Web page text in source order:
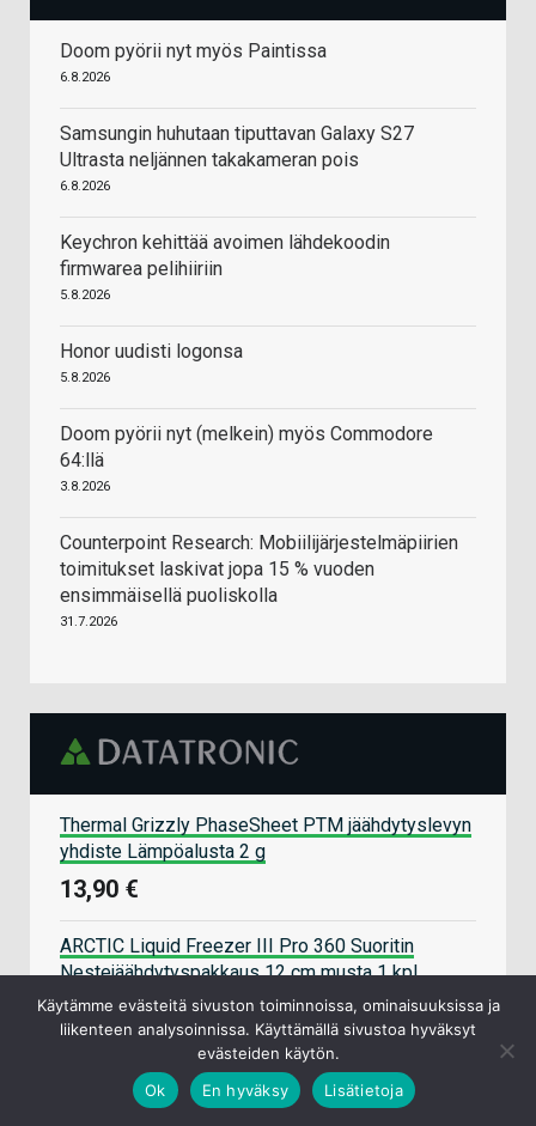
Doom pyörii nyt myös Paintissa
6.8.2026
Samsungin huhutaan tiputtavan Galaxy S27
Ultrasta neljännen takakameran pois
6.8.2026
Keychron kehittää avoimen lähdekoodin
firmwarea pelihiiriin
5.8.2026
Honor uudisti logonsa
5.8.2026
Doom pyörii nyt (melkein) myös Commodore
64:llä
3.8.2026
Counterpoint Research: Mobiilijärjestelmäpiirien
toimitukset laskivat jopa 15 % vuoden
ensimmäisellä puoliskolla
31.7.2026
Thermal Grizzly PhaseSheet PTM jäähdytyslevyn
yhdiste Lämpöalusta 2 g
13,90 €
ARCTIC Liquid Freezer III Pro 360 Suoritin
Nestejäähdytyspakkaus 12 cm musta 1 kpl
75,90 €
Kingston Technology NV3 2 TB M.2 PCI Express
4.0 NVMe 3D NAND
Käytämme evästeitä sivuston toiminnoissa, ominaisuuksissa ja
liikenteen analysoinnissa. Käyttämällä sivustoa hyväksyt
evästeiden käytön.
Ok
En hyväksy Lisätietoja